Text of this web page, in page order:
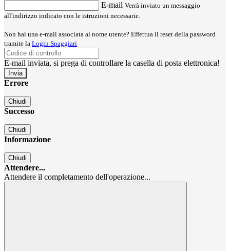
E-mail Verrà inviato un messaggio
all'indirizzo indicato con le istruzioni necessarie.
Non hai una e-mail associata al nome utente? Effettua il reset della password
tramite la Login Spaggiari
E-mail inviata, si prega di controllare la casella di posta elettronica!
Errore
Chiudi
Successo
Chiudi
Informazione
Chiudi
Attendere...
Attendere il completamento dell'operazione...